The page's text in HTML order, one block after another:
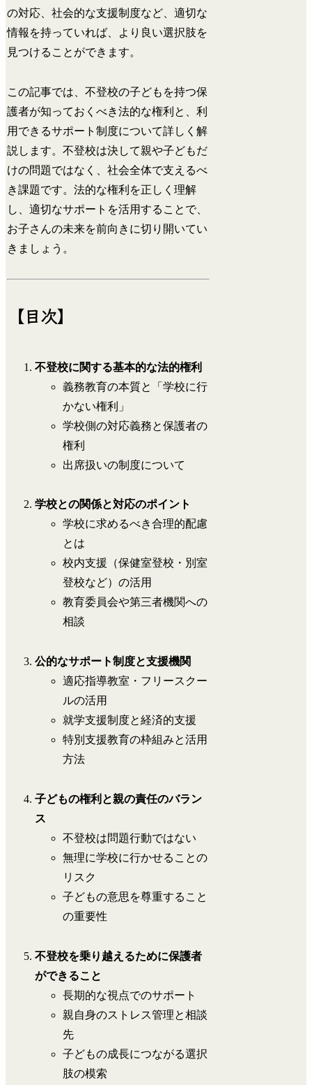
の対応、社会的な支援制度など、適切な
情報を持っていれば、より良い選択肢を
見つけることができます。
この記事では、不登校の子どもを持つ保
護者が知っておくべき法的な権利と、利
用できるサポート制度について詳しく解
説します。不登校は決して親や子どもだ
けの問題ではなく、社会全体で支えるべ
き課題です。法的な権利を正しく理解
し、適切なサポートを活用することで、
お子さんの未来を前向きに切り開いてい
きましょう。
【目次】
不登校に関する基本的な法的権利
義務教育の本質と「学校に行
かない権利」
学校側の対応義務と保護者の
権利
出席扱いの制度について
学校との関係と対応のポイント
学校に求めるべき合理的配慮
とは
校内支援（保健室登校・別室
登校など）の活用
教育委員会や第三者機関への
相談
公的なサポート制度と支援機関
適応指導教室・フリースクー
ルの活用
就学支援制度と経済的支援
特別支援教育の枠組みと活用
方法
子どもの権利と親の責任のバラン
ス
不登校は問題行動ではない
無理に学校に行かせることの
リスク
子どもの意思を尊重すること
の重要性
不登校を乗り越えるために保護者
ができること
長期的な視点でのサポート
親自身のストレス管理と相談
先
子どもの成長につながる選択
肢の模索